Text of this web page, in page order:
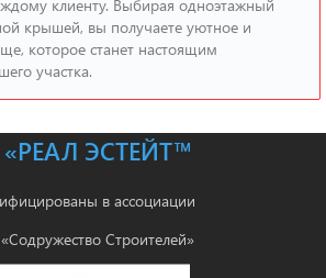
клиенту. Выбирая одноэтажный
крышей, вы получаете уютное и
которое станет настоящим
участка.
ЭСТЕЙТ™
в ассоциации
Строителей»